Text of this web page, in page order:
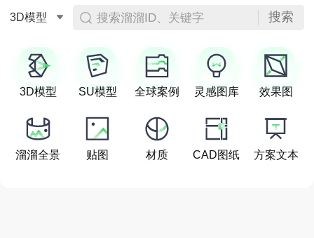
3D模型 搜索溜溜ID、关键字 搜索
3D模型 SU模型 全球案例 灵感图库 效果图
溜溜全景 贴图 材质 CAD图纸 方案文本